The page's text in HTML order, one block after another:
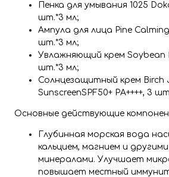
Пенка для умывания 1025
шт.*3 мл;
Ампула для лица Pine
шт.*3 мл;
Увлажняющий крем Soybean
шт.*3 мл;
Солнцезащитный крем Birch
SunscreenSPF50+ PA++++, 3
Основные действующие
Глубинная морская вода
кальцием, магнием и
минералами. Улучшает
повышает местный